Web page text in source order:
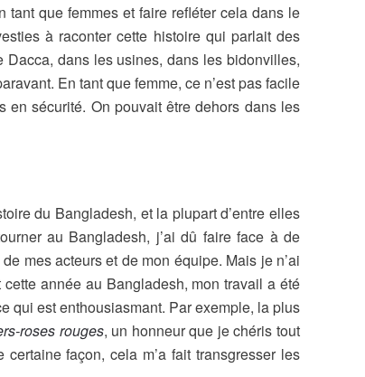
que femmes et faire refléter cela dans le
à raconter cette histoire qui parlait des
dans les usines, dans les bidonvilles,
En tant que femme, ce n’est pas facile
en sécurité. On pouvait être dehors dans les
du Bangladesh, et la plupart d’entre elles
au Bangladesh, j’ai dû faire face à de
mes acteurs et de mon équipe. Mais je n’ai
cette année au Bangladesh, mon travail a été
qui est enthousiasmant. Par exemple, la plus
roses rouges, un honneur que je chéris tout
certaine façon, cela m’a fait transgresser les